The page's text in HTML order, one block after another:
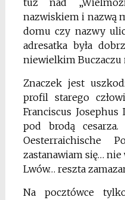
tuż nad
nazwiskiem i nazwą
domu czy nazwy
adresatka była
niewielkim Buczaczu
Znaczek jest
profil starego
Franciscus
pod brodą cesarza.
Oesterraichische
zastanawiam się… nie
Lwów… reszta
Na pocztówce